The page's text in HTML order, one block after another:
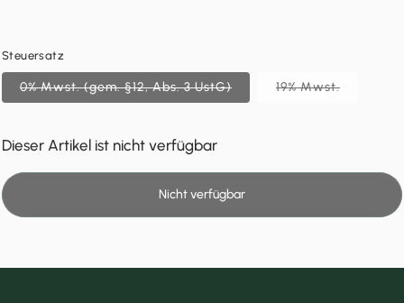
Steuersatz
0% Mwst. (gem. §12, Abs. 3 UstG) 19% Mwst.
Dieser Artikel ist nicht verfügbar
Nicht verfügbar